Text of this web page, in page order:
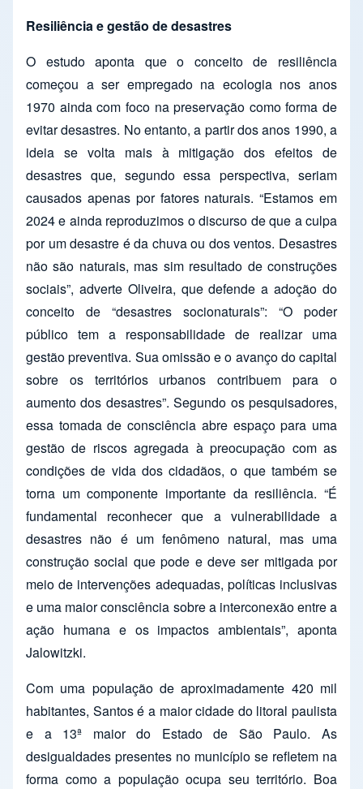
Resiliência e gestão de desastres
O estudo aponta que o conceito de resiliência
começou a ser empregado na ecologia nos anos
1970 ainda com foco na preservação como forma de
evitar desastres. No entanto, a partir dos anos 1990, a
ideia se volta mais à mitigação dos efeitos de
desastres que, segundo essa perspectiva, seriam
causados apenas por fatores naturais. “Estamos em
2024 e ainda reproduzimos o discurso de que a culpa
por um desastre é da chuva ou dos ventos. Desastres
não são naturais, mas sim resultado de construções
sociais”, adverte Oliveira, que defende a adoção do
conceito de “desastres socionaturais”: “O poder
público tem a responsabilidade de realizar uma
gestão preventiva. Sua omissão e o avanço do capital
sobre os territórios urbanos contribuem para o
aumento dos desastres”. Segundo os pesquisadores,
essa tomada de consciência abre espaço para uma
gestão de riscos agregada à preocupação com as
condições de vida dos cidadãos, o que também se
torna um componente importante da resiliência. “É
fundamental reconhecer que a vulnerabilidade a
desastres não é um fenômeno natural, mas uma
construção social que pode e deve ser mitigada por
meio de intervenções adequadas, políticas inclusivas
e uma maior consciência sobre a interconexão entre a
ação humana e os impactos ambientais”, aponta
Jalowitzki.
Com uma população de aproximadamente 420 mil
habitantes, Santos é a maior cidade do litoral paulista
e a 13ª maior do Estado de São Paulo. As
desigualdades presentes no município se refletem na
forma como a população ocupa seu território. Boa